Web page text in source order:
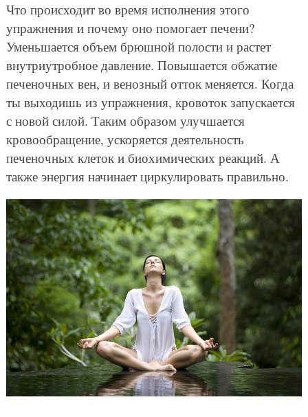
Что происходит во время исполнения этого
упражнения и почему оно помогает печени?
Уменьшается объем брюшной полости и растет
внутриутробное давление. Повышается обжатие
печеночных вен, и венозный отток меняется. Когда
ты выходишь из упражнения, кровоток запускается
с новой силой. Таким образом улучшается
кровообращение, ускоряется деятельность
печеночных клеток и биохимических реакций. А
также энергия начинает циркулировать правильно.